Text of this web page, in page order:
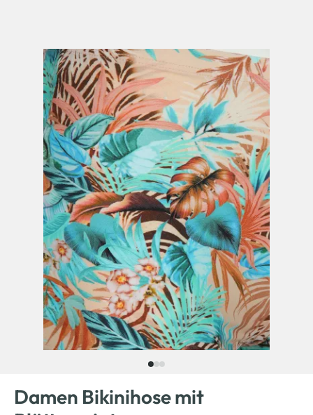
Damen Bikinihose mit